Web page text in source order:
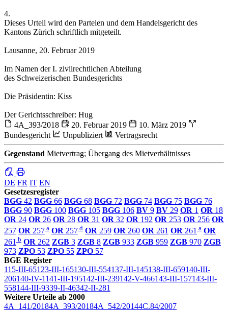
4.
Dieses Urteil wird den Parteien und dem Handelsgericht des
Kantons Zürich schriftlich mitgeteilt.
Lausanne, 20. Februar 2019
Im Namen der I. zivilrechtlichen Abteilung
des Schweizerischen Bundesgerichts
Die Präsidentin: Kiss
Der Gerichtsschreiber: Hug
4A_393/2018
20. Februar 2019
10. März 2019
Bundesgericht
Unpubliziert Vertragsrecht
Gegenstand Mietvertrag; Übergang des Mietverhältnisses
DE FR IT EN
Gesetzesregister
BGG 42 BGG 66 BGG 68 BGG 72 BGG 74 BGG 75 BGG 76
BGG 90 BGG 100 BGG 105 BGG 106 BV 9 BV 29 OR 1 OR 18
OR 24 OR 26 OR 28 OR 31 OR 32 OR 192 OR 253 OR 256 OR
257 OR 257 a OR 257 d OR 259 OR 260 OR 261 OR 261 a OR
261 b OR 262 ZGB 3 ZGB 8 ZGB 933 ZGB 959 ZGB 970 ZGB
973 ZPO 53 ZPO 55 ZPO 57
BGE Register
115-III-65123-III-165130-III-554137-III-145138-III-659140-III-
206140-IV-1141-III-195142-III-239142-V-466143-III-157143-III-
558144-III-9339-II-46342-II-281
Weitere Urteile ab 2000
4A_141/20184A_393/20184A_542/20144C.84/2007